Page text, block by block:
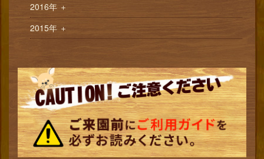
2016年 ＋
2015年 ＋